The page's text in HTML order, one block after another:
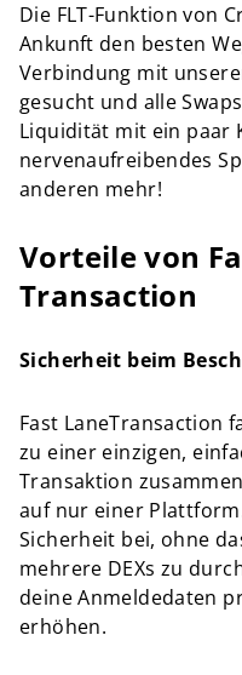
Die FLT-Funktion von
Ankunft den besten
Verbindung mit
gesucht und alle
Liquidität mit ein paar
nervenaufreibendes
anderen mehr!
Vorteile von
Transaction
Sicherheit beim
Fast LaneTransaction
zu einer einzigen,
Transaktion
auf nur einer
Sicherheit bei, ohne
mehrere DEXs zu
deine Anmeldedaten
erhöhen.